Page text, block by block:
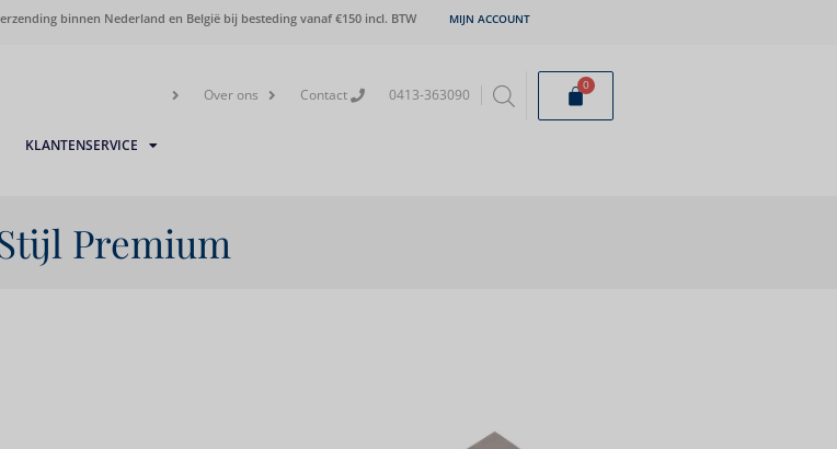
binnen Nederland en België bij besteding vanaf €150 incl. BTW MIJN ACCOUNT
Over ons Contact 0413-363090
0
KLANTENSERVICE
Premium